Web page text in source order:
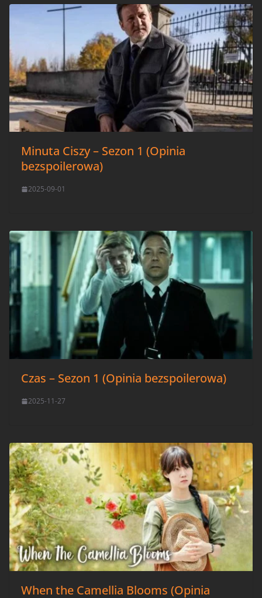
Minuta Ciszy – Sezon 1 (Opinia
bezspoilerowa)
2025-09-01
Czas – Sezon 1 (Opinia bezspoilerowa)
2025-11-27
When the Camellia Blooms (Opinia